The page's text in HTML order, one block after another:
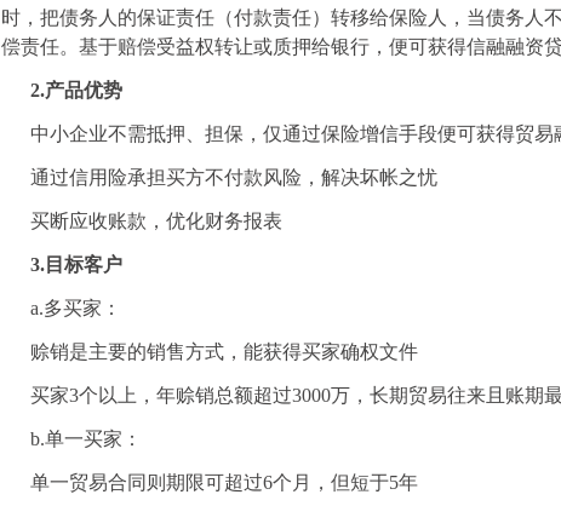
时，把债务人的保证责任（付款责任）转移给保险人，当债务人
偿责任。基于赔偿受益权转让或质押给银行，便可获得信融融资贷
2.产品优势
中小企业不需抵押、担保，仅通过保险增信手段便可获得贸易
通过信用险承担买方不付款风险，解决坏帐之忧
买断应收账款，优化财务报表
3.目标客户
a.多买家：
赊销是主要的销售方式，能获得买家确权文件
买家3个以上，年赊销总额超过3000万，长期贸易往来且账期
b.单一买家：
单一贸易合同则期限可超过6个月，但短于5年